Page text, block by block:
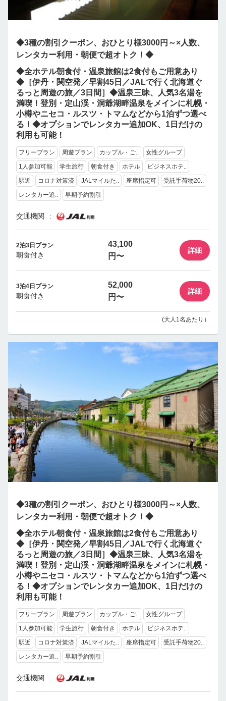
◆3種の割引クーポン、おひとり様3000円～×人数、
レンタカー利用・朝便で超オトク！◆
◆全ホテル朝食付・温泉旅館は2食付もご用意あり
◆［伊丹・関空発／早割45日／JALで行く北海道ぐ
るっと周遊の旅／3日間］◆温泉三昧、人気3名湯を
満喫！登別・定山渓・洞爺湖畔温泉をメインに札幌・
小樽やニセコ・ルスツ・トマムなどから1泊ずつ選べ
る！◆オプションでレンタカー追加OK、1日だけの
利用も可能！
フリープラン 周遊プラン カップル・ご..
女性グループ
1人参加可能
学生旅行 朝食付き ホテル
ビジネスホテ..
駅近
コロナ対策済 JALマイルた.. 座席指定可
受託手荷物20..
レンタカー追..
早期予約割引
交通機関
2泊3日プラン
朝食付き
43,100
円〜
詳細
3泊4日プラン
朝食付き
52,000
円〜
詳細
(大人1名あたり）
◆3種の割引クーポン、おひとり様3000円～×人数、
レンタカー利用・朝便で超オトク！◆
◆全ホテル朝食付・温泉旅館は2食付もご用意あり
◆［伊丹・関空発／早割45日／JALで行く北海道ぐ
るっと周遊の旅／3日間］◆温泉三昧、人気3名湯を
満喫！登別・定山渓・洞爺湖畔温泉をメインに札幌・
小樽やニセコ・ルスツ・トマムなどから1泊ずつ選べ
る！◆オプションでレンタカー追加OK、1日だけの
利用も可能！
フリープラン 周遊プラン カップル・ご..
女性グループ
1人参加可能
学生旅行 朝食付き ホテル
ビジネスホテ..
駅近
コロナ対策済 JALマイルた.. 座席指定可
受託手荷物20..
レンタカー追..
早期予約割引
交通機関